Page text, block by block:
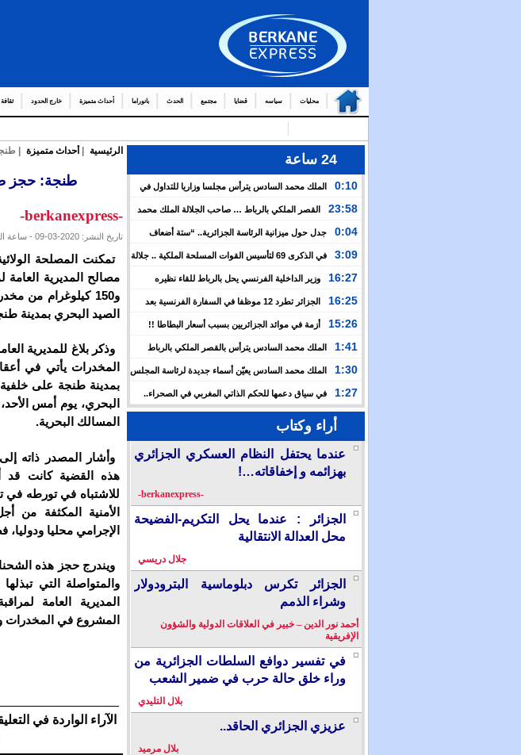
محليات سياسه قضايا مجتمع الحدث بانوراما أحداث متميزة خارج الحدود
عدد
24 ساعة
0:10
الملك محمد السادس يترأس مجلسا وزاريا للتداول في
23:58
القصر الملكي بالرباط … صاحب الجلالة الملك محمد
السادس يترأس مجلسا وزاريا
0:04
جدل حول ميزانية الرئاسة الجزائرية.. “ستة أضعاف
نظيرتها الفرنسية”؟!
3:09
في الذكرى 69 لتأسيس القوات المسلحة الملكية .. جلالة
الملك يدعو لمواصلة التعبئة من أجل تعزيز قوة الجيش وينوه بورش
16:27
وزير الداخلية الفرنسي يحل بالرباط للقاء نظيره
المغربي.. ولفتيت يقترح مراجعة مجموعة من الاتفاقيات بين
16:25
الجزائر تطرد 12 موظفا في السفارة الفرنسية بعد
اعتقال مسؤولها القنصلي وباريس تهدد إما التراجع أو الرد بقوة
15:26 أزمة في موائد الجزائريين بسبب أسعار البطاطا !!
1:41
الملك محمد السادس يترأس بالقصر الملكي بالرباط
حفلا دينيا إحياء لليلة القدر
1:30
الملك محمد السادس يعيّن أسماء جديدة لرئاسة المجلس
الأعلى للتكوين والبحث العلمي والمندوبية الوزارية لحقوق الإنسان
1:27
في سياق دعمها للحكم الذاتي المغربي في الصحراء..
إسبانيا تشرع في إدراج “المسيرة الخضراء” ضمن مقرراتها
الدراسيةأراء وكتاب
عندما يحتفل النظام العسكري الجزائري
بهزائمه و إخفاقاته…!
-berkanexpress-
الجزائر : عندما يحل التكريم-الفضيحة
محل العدالة الانتقالية
جلال دريسي
الجزائر تكرس دبلوماسية البترودولار
وشراء الذمم
أحمد نور الدين – خبير في العلاقات الدولية والشؤون
الإفريقية
في تفسير دوافع السلطات الجزائرية من
وراء خلق حالة حرب في ضمير الشعب
بلال التليدي
عزيزي الجزائري الحاقد..
بلال مرميد
الرئيسية أحداث متميزة | طنجة:
طنجة: حجز طن و150 كيلوغرام من
-berkanexpress-
تاريخ النشر: 2020-03-09 - ساعة النشر: 23:22
تمكنت المصلحة
مصالح المديرية العامة
و150 كيلوغرام من
الصيد البحري بمدينة
وذكر بلاغ للمديرية
المخدرات يأتي في
البحري، يوم أمس
المسالك البحرية.
وأشار المصدر ذاته
هذه القضية كانت قد
للاشتباه في تورطه في
الأمنية المكثفة من
الإجرامي محليا
ويندرج حجز هذه
والمتواصلة التي
المديرية العامة
المشروع في المخدرات
الآراء الواردة في